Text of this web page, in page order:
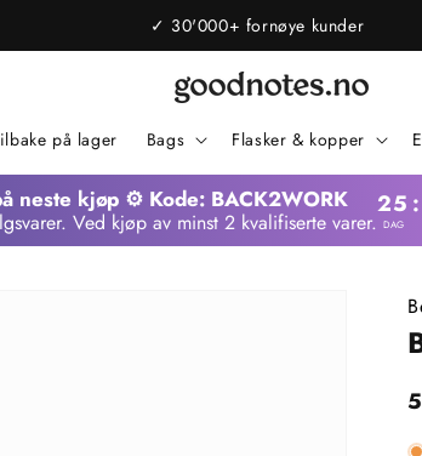
✓ Norsk nettbutikk. Ingen toll.
på lager Bags Flasker & kopper
neste kjøp ⚙️ Kode: BACK2WORK
Ved kjøp av minst 2 kvalifiserte varer.
25 :
DAG